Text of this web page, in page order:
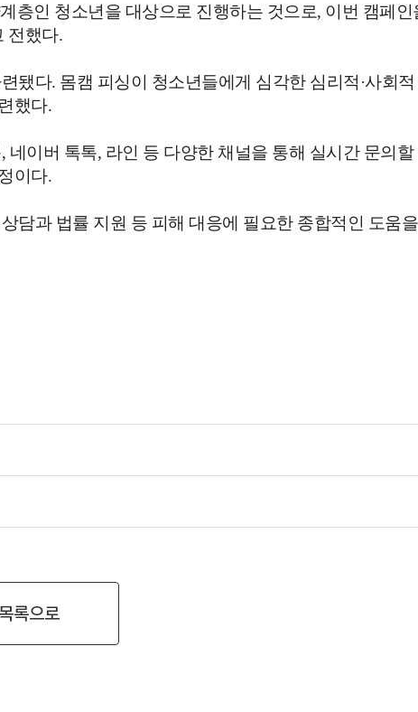
층인 청소년을 대상으로 진행하는 것으로, 이번 캠페인
전했다.
됐다. 몸캠 피싱이 청소년들에게 심각한 심리적·사회
했다.
이버 톡톡, 라인 등 다양한 채널을 통해 실시간 문의할
이다.
담과 법률 지원 등 피해 대응에 필요한 종합적인 도움
목록으로